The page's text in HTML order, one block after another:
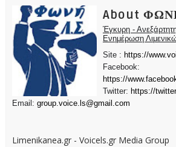
About
Έγκυρη -
Ενημέρωση
Site : https://
Facebook:
https://
Twitter: https://
Email: group.voice.ls@gmail.com
Limenikanea.gr - Voicels.gr Media Group